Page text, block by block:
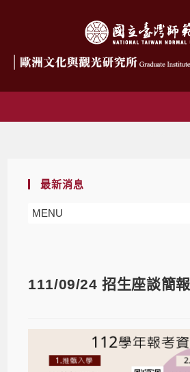
最新消息
MENU
111/09/24 招生座談簡